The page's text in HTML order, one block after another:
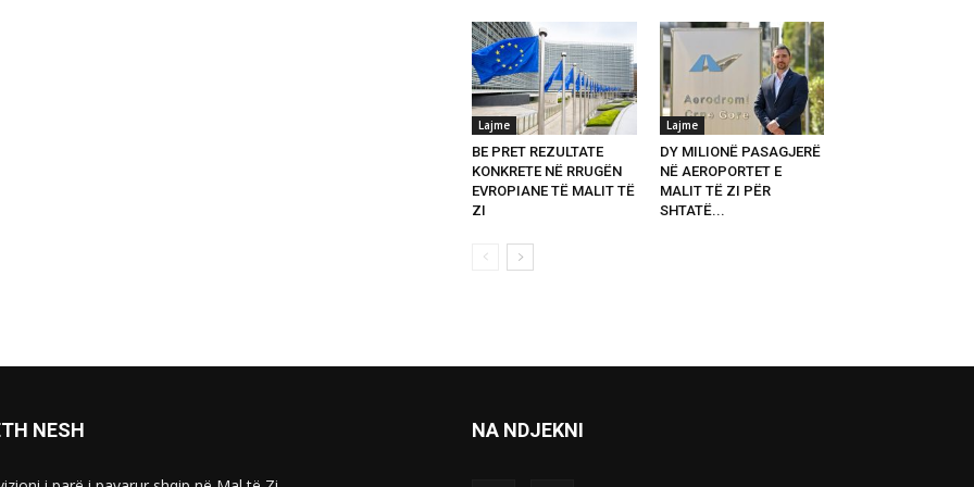
Lajme
BE PRET REZULTATE
KONKRETE NË RRUGËN
EVROPIANE TË MALIT TË
ZI
Lajme
DY MILIONË PASAGJERË
NË AEROPORTET E
MALIT TË ZI PËR
SHTATË...
NESH NA NDJEKNI